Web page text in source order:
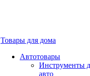
Товары для дома
Автотовары
Инструменты
авто